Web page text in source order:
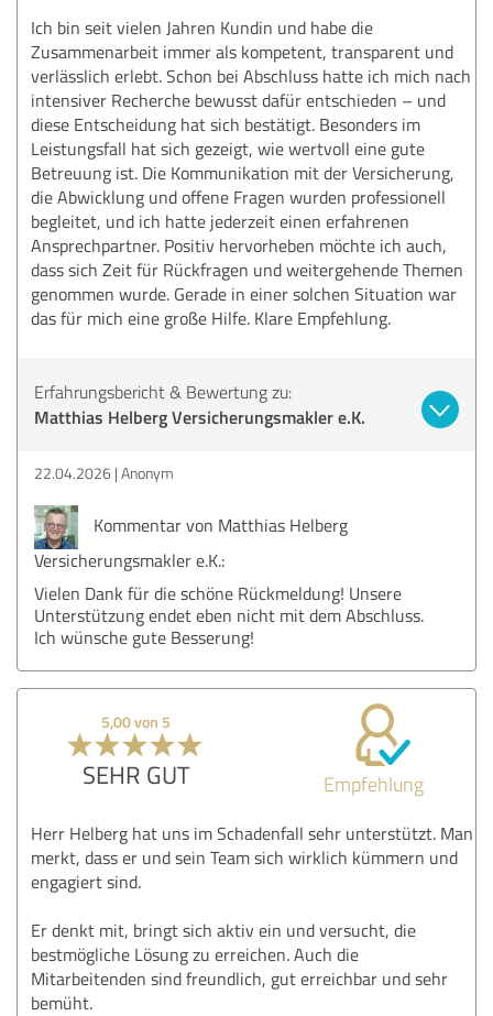
Ich bin seit vielen Jahren Kundin und habe die
Zusammenarbeit immer als kompetent, transparent und
verlässlich erlebt. Schon bei Abschluss hatte ich mich nach
intensiver Recherche bewusst dafür entschieden – und
diese Entscheidung hat sich bestätigt. Besonders im
Leistungsfall hat sich gezeigt, wie wertvoll eine gute
Betreuung ist. Die Kommunikation mit der Versicherung,
die Abwicklung und offene Fragen wurden professionell
begleitet, und ich hatte jederzeit einen erfahrenen
Ansprechpartner. Positiv hervorheben möchte ich auch,
dass sich Zeit für Rückfragen und weitergehende Themen
genommen wurde. Gerade in einer solchen Situation war
das für mich eine große Hilfe. Klare Empfehlung.
Erfahrungsbericht & Bewertung zu:
Matthias Helberg Versicherungsmakler e.K.
22.04.2026 Anonym
Kommentar von Matthias Helberg
Versicherungsmakler e.K.:
Vielen Dank für die schöne Rückmeldung! Unsere
Unterstützung endet eben nicht mit dem Abschluss.
Ich wünsche gute Besserung!
5,00 von 5
SEHR GUT Empfehlung
Herr Helberg hat uns im Schadenfall sehr unterstützt. Man
merkt, dass er und sein Team sich wirklich kümmern und
engagiert sind.
Er denkt mit, bringt sich aktiv ein und versucht, die
bestmögliche Lösung zu erreichen. Auch die
Mitarbeitenden sind freundlich, gut erreichbar und sehr
bemüht.